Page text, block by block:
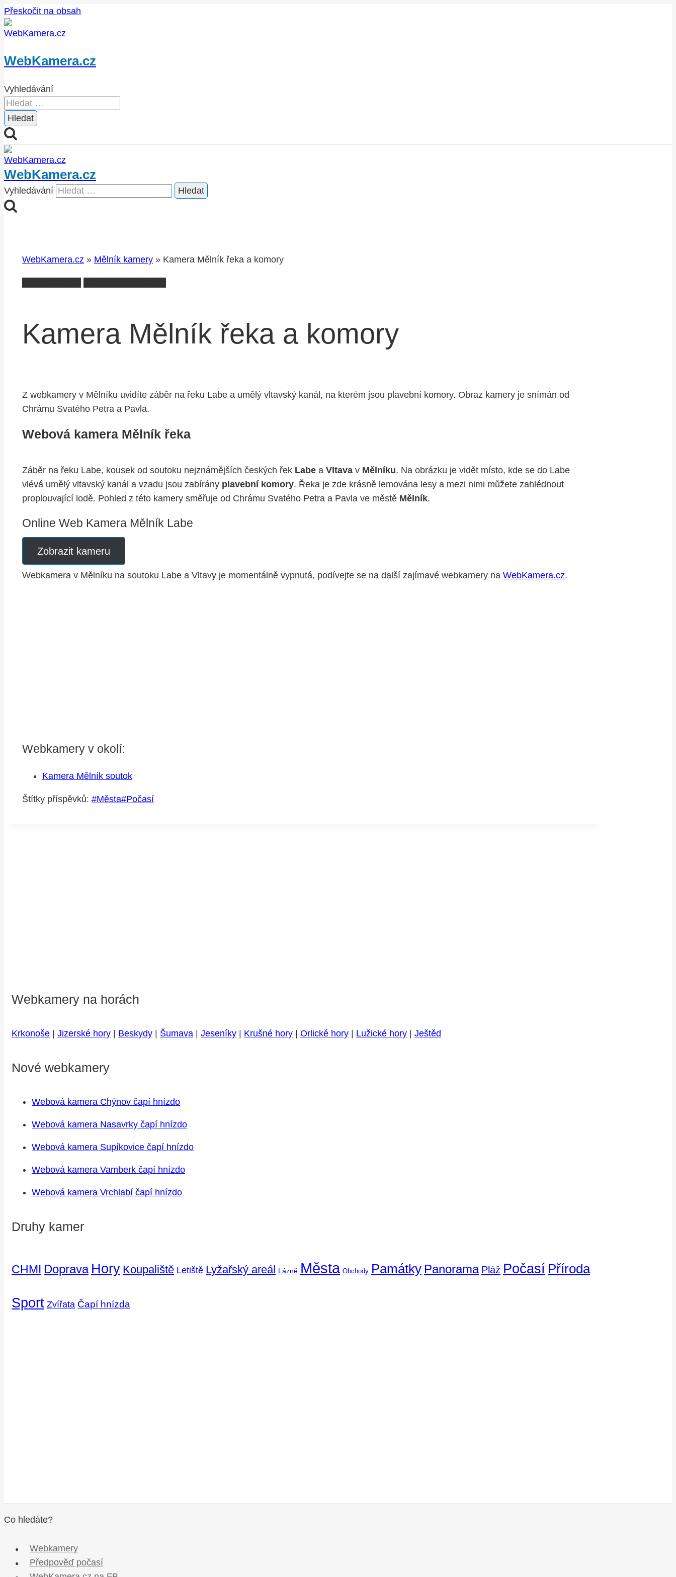
Přeskočit na obsah
WebKamera.cz
Vyhledávání
WebKamera.cz
Vyhledávání
WebKamera.cz » Mělník kamery » Kamera Mělník řeka a komory
Kamera Mělník řeka a komory
Z webkamery v Mělníku uvidíte záběr na řeku Labe a umělý vltavský kanál, na kterém jsou plavební komory. Obraz kamery je snímán od
Chrámu Svatého Petra a Pavla.
Webová kamera Mělník řeka
Záběr na řeku Labe, kousek od soutoku nejznámějších českých řek Labe a Vltava v Mělníku. Na obrázku je vidět místo, kde se do Labe
vlévá umělý vltavský kanál a vzadu jsou zabírány plavební komory. Řeka je zde krásně lemována lesy a mezi nimi můžete zahlédnout
proplouvající lodě. Pohled z této kamery směřuje od Chrámu Svatého Petra a Pavla ve městě Mělník.
Online Web Kamera Mělník Labe
Zobrazit kameru
Webkamera v Mělníku na soutoku Labe a Vltavy je momentálně vypnutá, podívejte se na další zajímavé webkamery na WebKamera.cz.
Webkamery v okolí:
Kamera Mělník soutok
Štítky příspěvků: #Města#Počasí
Webkamery na horách
Krkonoše | Jizerské hory | Beskydy | Šumava | Jeseníky | Krušné hory | Orlické hory | Lužické hory | Ještěd
Nové webkamery
Webová kamera Chýnov čapí hnízdo
Webová kamera Nasavrky čapí hnízdo
Webová kamera Supíkovice čapí hnízdo
Webová kamera Vamberk čapí hnízdo
Webová kamera Vrchlabí čapí hnízdo
Druhy kamer
CHMI Doprava Hory Koupaliště Letiště Lyžařský areál Lázně Města Obchody Památky Panorama Pláž Počasí Příroda
Sport Zvířata Čapí hnízda
Co hledáte?
Webkamery
Předpověď počasí